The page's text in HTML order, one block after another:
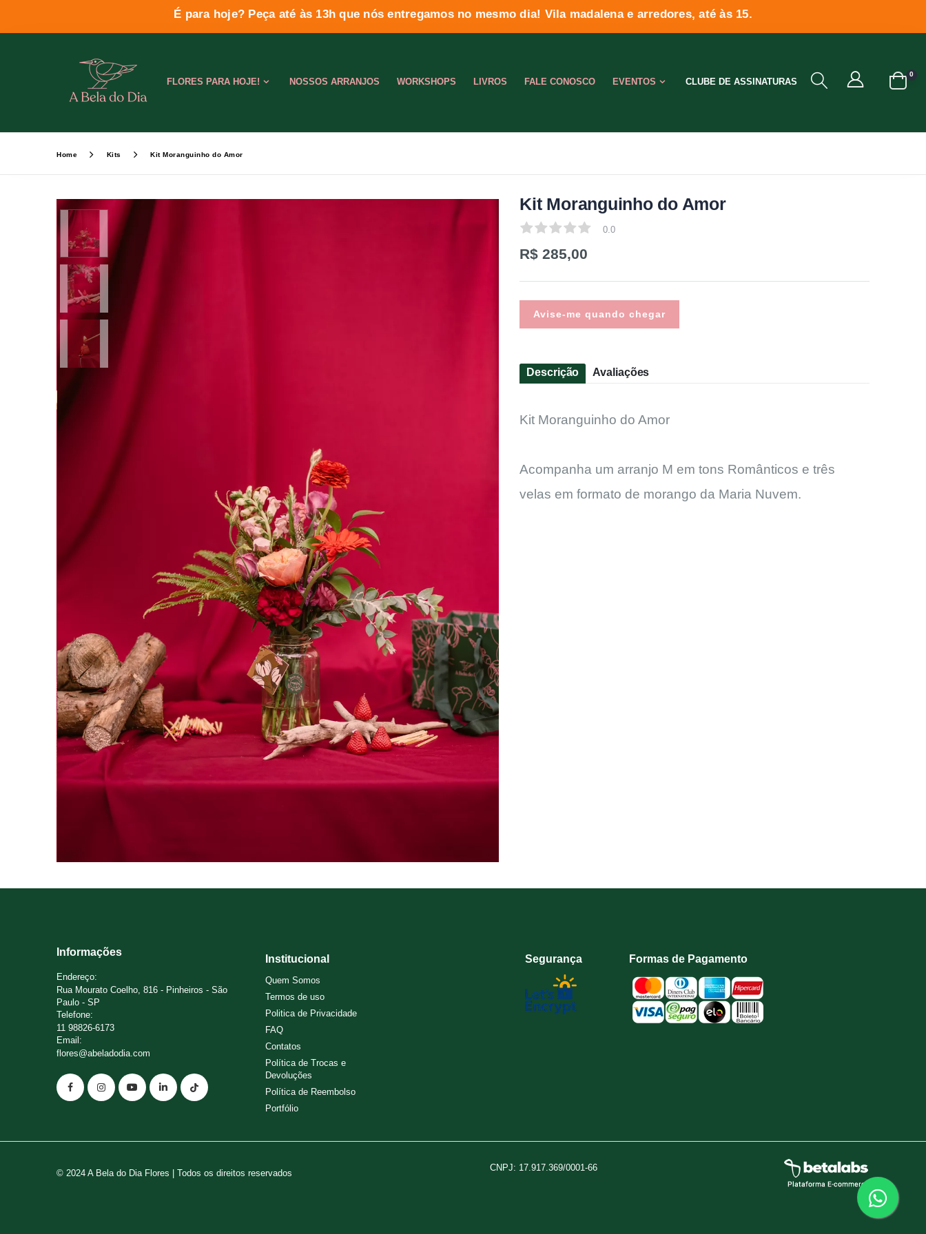
É para hoje? Peça até às 13h que nós entregamos no mesmo dia! Vila madalena e arredores, até às 15.
FLORES PARA HOJE! NOSSOS ARRANJOS WORKSHOPS LIVROS FALE CONOSCO EVENTOS CLUBE DE ASSINATURAS
0
Home Kits Kit Moranguinho do Amor
Kit Moranguinho do Amor
0.0
0.0
R$ 285,00
Avise-me quando chegar
Descrição Avaliações
Kit Moranguinho do Amor
Acompanha um arranjo M em tons Românticos e três
velas em formato de morango da Maria Nuvem.
Informações
Endereço:
Rua Mourato Coelho, 816 - Pinheiros - São
Paulo - SP
Telefone:
11 98826-6173
Email:
flores@abeladodia.com
Institucional
Quem Somos
Termos de uso
Politica de Privacidade
FAQ
Contatos
Política de Trocas e
Devoluções
Política de Reembolso
Portfólio
Segurança Formas de Pagamento
© 2024 A Bela do Dia Flores | Todos os direitos reservados CNPJ: 17.917.369/0001-66